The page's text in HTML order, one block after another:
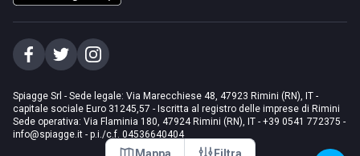
Spiagge Srl - Sede legale: Via Marecchiese 48, 47923 Rimini (RN), IT -
capitale sociale Euro 31245,57 - Iscritta al registro delle imprese di Rimini
Sede operativa: Via Flaminia 180, 47924 Rimini (RN), IT - +39 0541 772375 -
info@spiagge.it - p.i./c.f. 04536640404